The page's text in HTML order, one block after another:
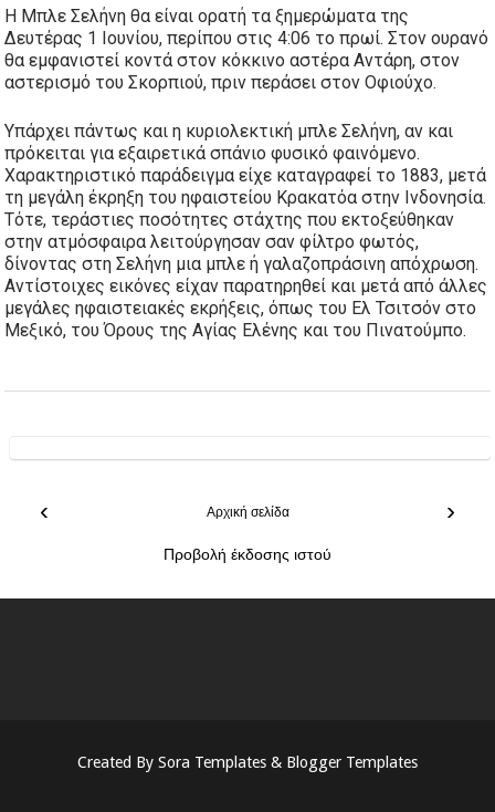
Η Μπλε Σελήνη θα είναι ορατή τα ξημερώματα της
Δευτέρας 1 Ιουνίου, περίπου στις 4:06 το πρωί. Στον ουρανό
θα εμφανιστεί κοντά στον κόκκινο αστέρα Αντάρη, στον
αστερισμό του Σκορπιού, πριν περάσει στον Οφιούχο.
Υπάρχει πάντως και η κυριολεκτική μπλε Σελήνη, αν και
πρόκειται για εξαιρετικά σπάνιο φυσικό φαινόμενο.
Χαρακτηριστικό παράδειγμα είχε καταγραφεί το 1883, μετά
τη μεγάλη έκρηξη του ηφαιστείου Κρακατόα στην Ινδονησία.
Τότε, τεράστιες ποσότητες στάχτης που εκτοξεύθηκαν
στην ατμόσφαιρα λειτούργησαν σαν φίλτρο φωτός,
δίνοντας στη Σελήνη μια μπλε ή γαλαζοπράσινη απόχρωση.
Αντίστοιχες εικόνες είχαν παρατηρηθεί και μετά από άλλες
μεγάλες ηφαιστειακές εκρήξεις, όπως του Ελ Τσιτσόν στο
Μεξικό, του Όρους της Αγίας Ελένης και του Πινατούμπο.
‹ ›
Αρχική σελίδα
Προβολή έκδοσης ιστού
Created By Sora Templates & Blogger Templates